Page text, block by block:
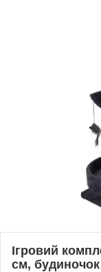
Ігровий
см,